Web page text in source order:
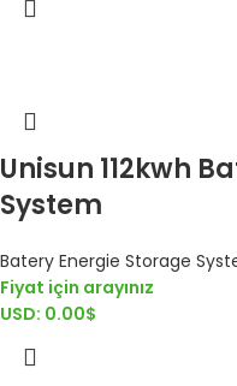
Unisun 112kwh
System
Batery Energie Storage
Fiyat için arayınız
USD: 0.00$